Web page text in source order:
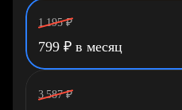
1 195 ₽
799 ₽ в месяц
3 587 ₽